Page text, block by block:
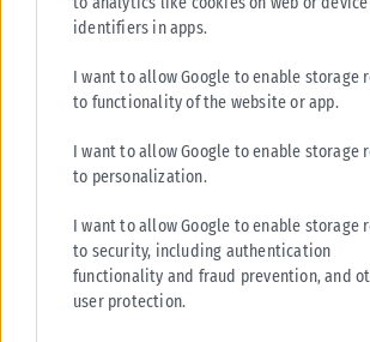
identifiers in apps.
I want to allow Google to enable storage
to functionality of the website or app.
I want to allow Google to enable storage
to personalization.
I want to allow Google to enable storage
to security, including authentication
functionality and fraud prevention, and
user protection.
ΕΛΑΣ: Η πρόληψη των πυρκαγιών περνά
διαχείριση του δικτύου ηλεκτροδότησης
για τα δίκτυα ηλεκτροδότησης ζητά ο Τομέας
Ενέργειας του ΕΛΑΣ....
ΑΝΑΡΤΉΘΗΚΕ ΑΠΌKARFITSANEWS 06/08/2026